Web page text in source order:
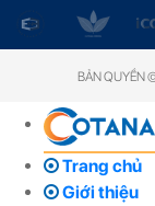
BẢN QUYỀN
Trang chủ
Giới thiệu